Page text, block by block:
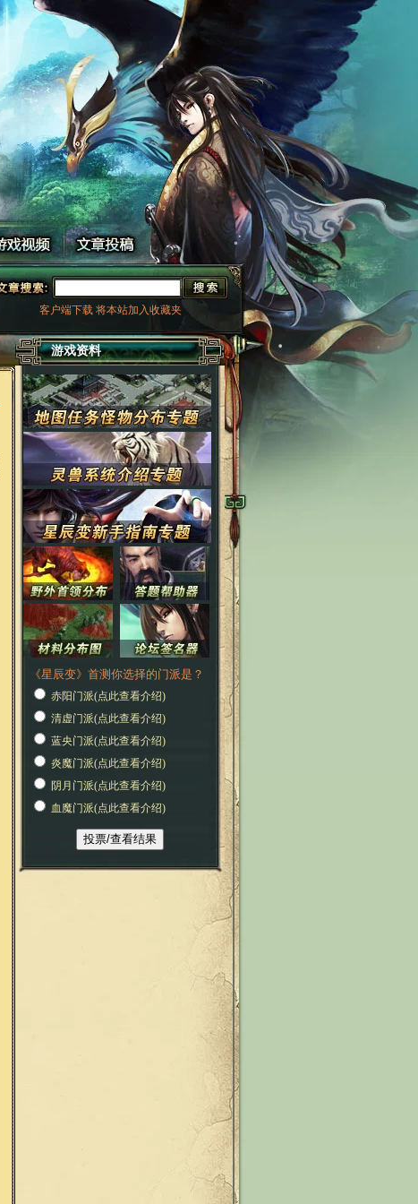
客户端下载 将本站加入收藏夹
游戏资料
《星辰变》首测你选择的门派是？
赤阳门派(点此查看介绍)
清虚门派(点此查看介绍)
蓝央门派(点此查看介绍)
炎魔门派(点此查看介绍)
阴月门派(点此查看介绍)
血魔门派(点此查看介绍)